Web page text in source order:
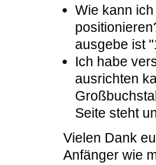
Wie kann
ausgebe ist
Ich habe
ausrichten
Seite steht
Vielen Dank
Anfänger wie